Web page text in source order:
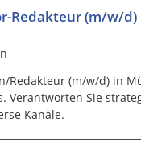
Redakteur (m/w/d)
Redakteur (m/w/d) in
Verantworten Sie
Kanäle.